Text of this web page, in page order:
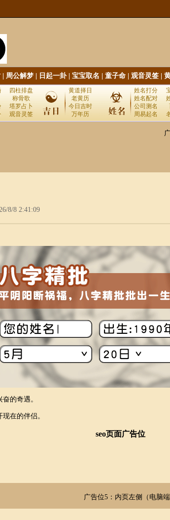
| 周公解梦 日起一卦| 宝宝取名 童子命 观音灵签
四柱排盘
称骨歌
塔罗占卜
观音灵签
黄道择日
老黄历
今日吉时
万年历
姓名打分
姓名配对
公司测名
周易起名
8/8 2:41:09
的奇遇。
在的伴侣。
seo页面广告位
广告位5：内页左侧（电脑端